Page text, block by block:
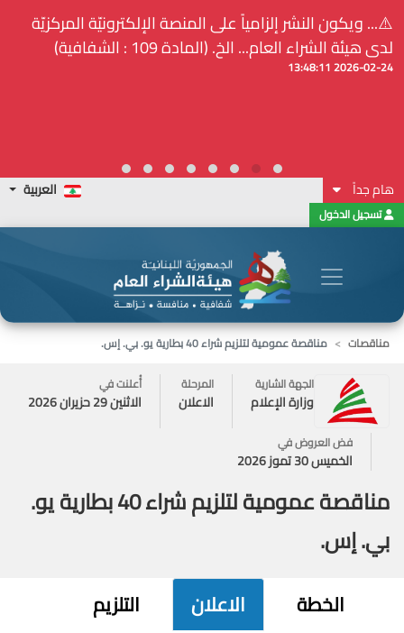
⚠️... ويكون النشر إلزامياً على المنصة الإلكترونيّة المركزيّة
لدى هيئة الشراء العام... الخ. (المادة 109 : الشفافية)
2026-02-24 13:48:11
هام جداً العربية
تسجيل الدخول
مناقصات
مناقصة عمومية لتلزيم شراء 40 بطارية يو. بي. إس.
الجهة الشارية
وزارة الإعلام
المرحلة
الاعلان
أُعلنت في
الاثنين 29 حزيران 2026
فض العروض في
الخميس 30 تموز 2026
مناقصة عمومية لتلزيم شراء 40 بطارية يو.
بي. إس.
الخطة الاعلان
التلزيم